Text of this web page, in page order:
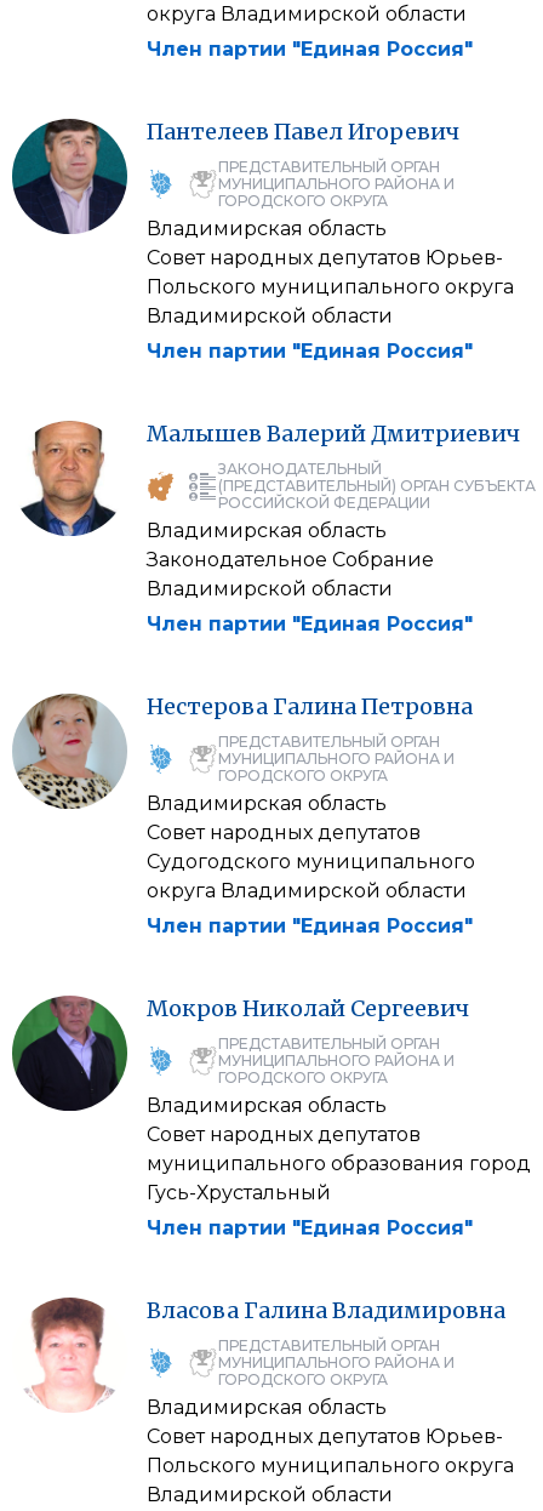
округа Владимирской области
Член партии "Единая Россия"
Пантелеев ПавелИгоревич
ПРЕДСТАВИТЕЛЬНЫЙ ОРГАН
МУНИЦИПАЛЬНОГО РАЙОНА И
ГОРОДСКОГО ОКРУГА
Владимирская область
Совет народных депутатов Юрьев-
Польского муниципального округа
Владимирской области
Член партии "Единая Россия"
Малышев ВалерийДмитриевич
ЗАКОНОДАТЕЛЬНЫЙ
(ПРЕДСТАВИТЕЛЬНЫЙ) ОРГАН СУБЪЕКТА
РОССИЙСКОЙ ФЕДЕРАЦИИ
Владимирская область
Законодательное Собрание
Владимирской области
Член партии "Единая Россия"
Нестерова ГалинаПетровна
ПРЕДСТАВИТЕЛЬНЫЙ ОРГАН
МУНИЦИПАЛЬНОГО РАЙОНА И
ГОРОДСКОГО ОКРУГА
Владимирская область
Совет народных депутатов
Судогодского муниципального
округа Владимирской области
Член партии "Единая Россия"
Мокров Николай Сергеевич
ПРЕДСТАВИТЕЛЬНЫЙ ОРГАН
МУНИЦИПАЛЬНОГО РАЙОНА И
ГОРОДСКОГО ОКРУГА
Владимирская область
Совет народных депутатов
муниципального образования город
Гусь-Хрустальный
Член партии "Единая Россия"
Власова ГалинаВладимировна
ПРЕДСТАВИТЕЛЬНЫЙ ОРГАН
МУНИЦИПАЛЬНОГО РАЙОНА И
ГОРОДСКОГО ОКРУГА
Владимирская область
Совет народных депутатов Юрьев-
Польского муниципального округа
Владимирской области